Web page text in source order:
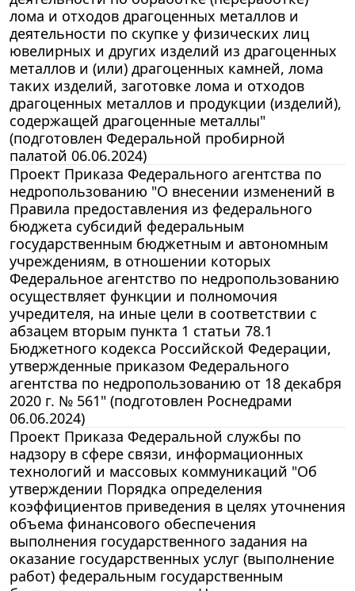
лома и отходов драгоценных металлов и
деятельности по скупке у физических лиц
ювелирных и других изделий из драгоценных
металлов и (или) драгоценных камней, лома
таких изделий, заготовке лома и отходов
драгоценных металлов и продукции (изделий),
содержащей драгоценные металлы"
(подготовлен Федеральной пробирной
палатой 06.06.2024)
Проект Приказа Федерального агентства по
недропользованию "О внесении изменений в
Правила предоставления из федерального
бюджета субсидий федеральным
государственным бюджетным и автономным
учреждениям, в отношении которых
Федеральное агентство по недропользованию
осуществляет функции и полномочия
учредителя, на иные цели в соответствии с
абзацем вторым пункта 1 статьи 78.1
Бюджетного кодекса Российской Федерации,
утвержденные приказом Федерального
агентства по недропользованию от 18 декабря
2020 г. № 561" (подготовлен Роснедрами
06.06.2024)
Проект Приказа Федеральной службы по
надзору в сфере связи, информационных
технологий и массовых коммуникаций "Об
утверждении Порядка определения
коэффициентов приведения в целях уточнения
объема финансового обеспечения
выполнения государственного задания на
оказание государственных услуг (выполнение
работ) федеральным государственным